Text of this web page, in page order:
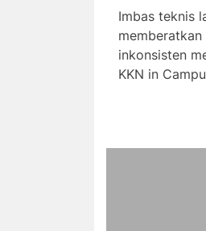
Imbas teknis
inkonsisten
KKN in